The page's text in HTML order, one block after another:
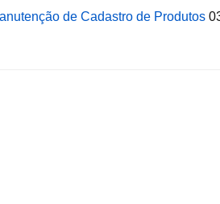
de Cadastro de Produtos